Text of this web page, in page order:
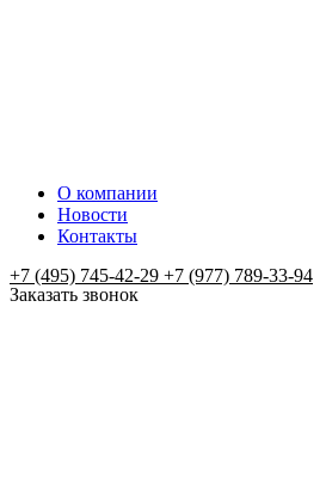
О компании
Новости
Контакты
+7 (495) 745-42-29 +7 (977) 789-33-94
Заказать звонок